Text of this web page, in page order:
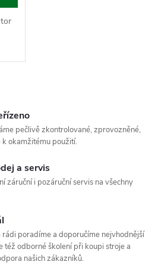
pečlivě zkontrolované, zprovozněné,
okamžitému použití.
a servis
záruční i pozáruční servis na všechny
poradíme a doporučíme nejvhodnější
též odborné školení při koupi stroje a
našich zákazníků.